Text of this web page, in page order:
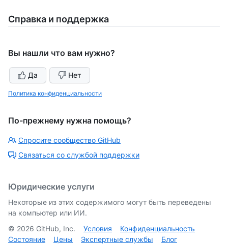
Справка и поддержка
Вы нашли что вам нужно?
Да Нет
Политика конфиденциальности
По-прежнему нужна помощь?
Спросите сообщество GitHub
Связаться со службой поддержки
Юридические услуги
Некоторые из этих содержимого могут быть переведены
на компьютер или ИИ.
© 2026 GitHub, Inc. Условия
Конфиденциальность
Состояние
Цены Экспертные службы Блог